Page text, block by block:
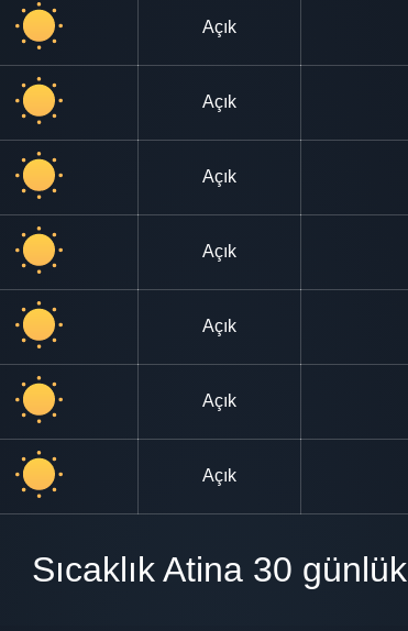
Açık
Açık
Açık
Açık
Açık
Açık
Açık
Sıcaklık Atina 30 günlük